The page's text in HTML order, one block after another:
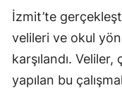
İzmit’te
velileri ve okul
karşılandı.
yapılan bu